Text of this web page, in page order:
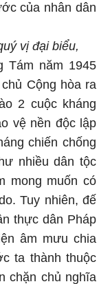
của nhân dân
vị đại biểu,
Tám năm 1945
Cộng hòa ra
2 cuộc kháng
vệ nền độc lập
chiến chống
nhiều dân tộc
mong muốn có
Tuy nhiên, đế
thực dân Pháp
âm mưu chia
ta thành thuộc
chặn chủ nghĩa